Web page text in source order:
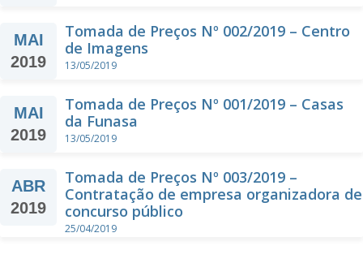
MAI
2019
Tomada de Preços Nº 002/2019 – Centro
de Imagens
13/05/2019
MAI
2019
Tomada de Preços Nº 001/2019 – Casas
da Funasa
13/05/2019
ABR
2019
Tomada de Preços Nº 003/2019 –
Contratação de empresa organizadora de
concurso público
25/04/2019